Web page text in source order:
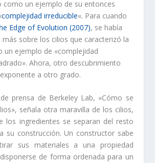
como un ejemplo de su entonces
complejidad irreducible«. Para cuando
Edge of Evolution (2007), se había
sobre los cilios que caracterizó la
un ejemplo de «complejidad
Ahora, otro descubrimiento
a otro grado.
prensa de Berkeley Lab, «Cómo se
señala otra maravilla de los cilios,
los ingredientes se separan del resto
su construcción. Un constructor sabe
sus materiales a una propiedad
de forma ordenada para un